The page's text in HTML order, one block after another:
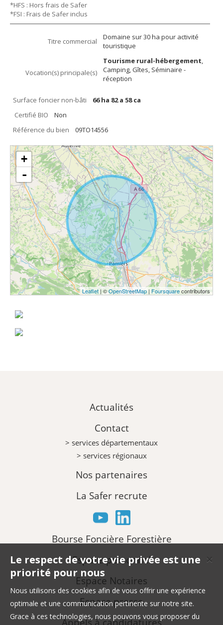
*HFS : Hors frais de Safer
*FSI : Frais de Safer inclus
Titre commercial
Domaine sur 30 ha pour activité
touristique
Vocation(s) principale(s)
Tourisme rural-hébergement,
Camping, Gîtes, Séminaire -
réception
Surface foncier non-bâti
66 ha 82 a 58 ca
Certifié BIO
Non
Référence du bien
09TO14556
+
-
Leaflet | ©OpenStreetMap | Foursquarecontributors
Actualités
Contact
> services départementaux
> services régionaux
Nos partenaires
La Safer recrute
Bourse Foncière Forestière
Espace personnel
Espace Notaires
Espace presse
✕
Le respect de votre vie privée est une
priorité pour nous
Nous utilisons des cookies afin de vous offrir une expérience
optimale et une communication pertinente sur notre site.
Grace à ces technologies, nous pouvons vous proposer du